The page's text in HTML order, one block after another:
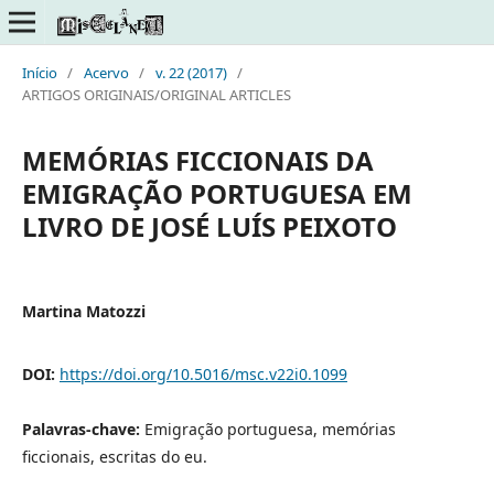
Início / Acervo / v. 22 (2017) /
ARTIGOS ORIGINAIS/ORIGINAL ARTICLES
MEMÓRIAS FICCIONAIS DA
EMIGRAÇÃO PORTUGUESA EM
LIVRO DE JOSÉ LUÍS PEIXOTO
Martina Matozzi
DOI: https://doi.org/10.5016/msc.v22i0.1099
Palavras-chave: Emigração portuguesa, memórias
ficcionais, escritas do eu.